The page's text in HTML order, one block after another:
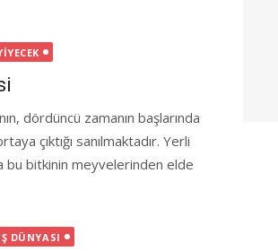
dördüncü zamanın başlarında
çıktığı sanılmaktadır. Yerli
bu bitkinin meyvelerinden elde
DÜNYASI